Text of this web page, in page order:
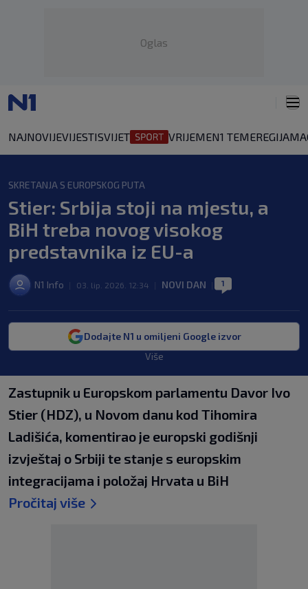
Oglas
NAJNOVIJEVIJESTISVIJET VRIJEMEN1 TEMEREGIJA
SKRETANJA S EUROPSKOG PUTA
Stier: Srbija stoji na mjestu, a
BiH treba novog visokog
predstavnika iz EU-a
N1 Info 03. lip. 2026. 12:34 NOVI DAN 1
Dodajte N1 u omiljeni Google izvor
Više
Zastupnik u Europskom parlamentu Davor Ivo
Stier (HDZ), u Novom danu kod Tihomira
Ladišića, komentirao je europski godišnji
izvještaj o Srbiji te stanje s europskim
integracijama i položaj Hrvata u BiH
Pročitaj više